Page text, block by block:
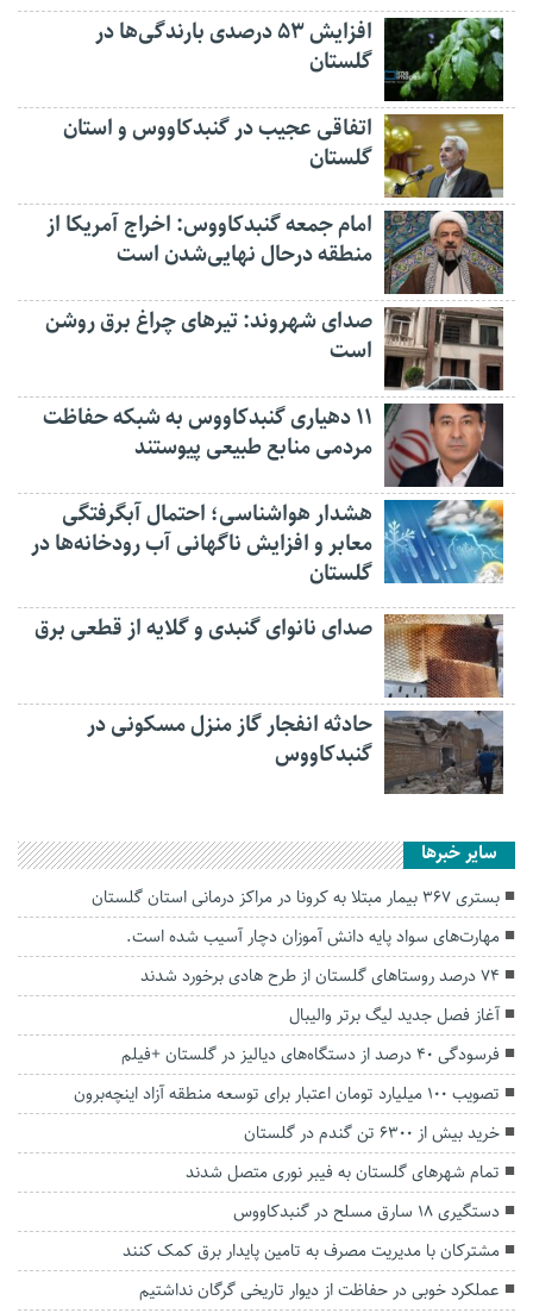
افزایش ۵۳ درصدی بارندگی‌ها در
گلستان
اتفاقی عجیب در‌ گنبدکاووس و استان
گلستان
امام جمعه گنبدکاووس: اخراج آمریکا از
منطقه درحال نهایی‌شدن است
صدای شهروند: تیرهای چراغ برق روشن
است
۱۱ دهیاری گنبدکاووس به شبکه حفاظت
مردمی منابع طبیعی پیوستند
هشدار هواشناسی؛ احتمال آبگرفتگی
معابر و افزایش ناگهانی آب رودخانه‌ها در
گلستان
صدای نانوای گنبدی و گلایه از قطعی برق
حادثه انفجار گاز منزل مسکونی در
گنبدکاووس
سایر خبرها
بستری ۳۶۷ بیمار مبتلا به کرونا در مراکز درمانی استان گلستان
مهارت‌های سواد پایه دانش آموزان دچار آسیب شده است.
۷۴ درصد روستاهای گلستان از طرح هادی برخورد شدند
آغاز فصل جدید لیگ برتر والیبال
فرسودگی ۴۰ درصد از دستگاه‌های دیالیز در گلستان +فیلم
تصویب ۱۰۰ میلیارد تومان اعتبار برای توسعه منطقه آزاد اینچه‌برون
خرید بیش از ۶۳۰۰ تن گندم در گلستان
تمام شهر‌های گلستان به فیبر نوری متصل شدند
دستگیری ۱۸ سارق مسلح در گنبدکاووس
مشترکان با مدیریت مصرف به تامین پایدار برق کمک کنند
عملکرد خوبی در حفاظت از دیوار تاریخی گرگان نداشتیم